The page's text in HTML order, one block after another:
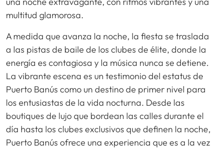
multitud glamorosa.
A medida que avanza la noche, la fiesta se traslada
a las pistas de baile de los clubes de élite, donde la
energía es contagiosa y la música nunca se detiene.
La vibrante escena es un testimonio del estatus de
Puerto Banús como un destino de primer nivel para
los entusiastas de la vida nocturna. Desde las
boutiques de lujo que bordean las calles durante el
día hasta los clubes exclusivos que definen la noche,
Puerto Banús ofrece una experiencia que es a la vez